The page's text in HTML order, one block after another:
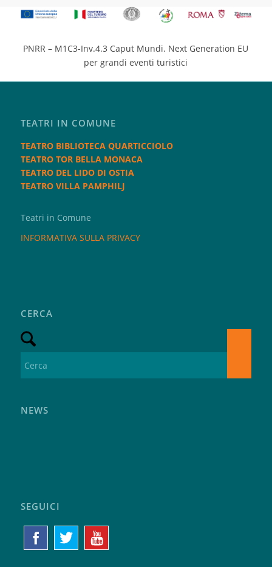
PNRR – M1C3-Inv.4.3 Caput Mundi. Next Generation EU
per grandi eventi turistici
TEATRI IN COMUNE
TEATRO BIBLIOTECA QUARTICCIOLO
TEATRO TOR BELLA MONACA
TEATRO DEL LIDO DI OSTIA
TEATRO VILLA PAMPHILJ
Teatri in Comune
INFORMATIVA SULLA PRIVACY
CERCA
NEWS
SEGUICI